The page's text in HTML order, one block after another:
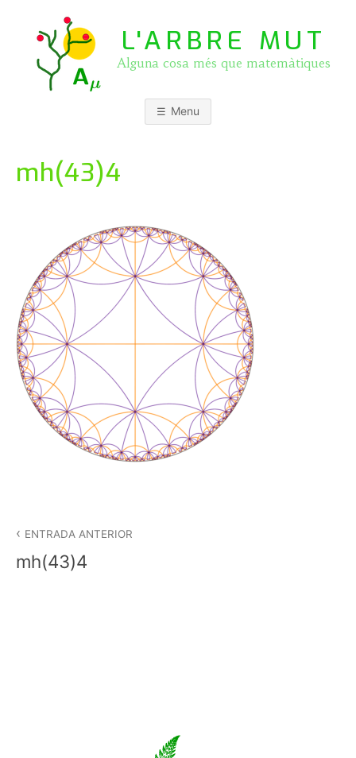
L'ARBRE MUT
Alguna cosa més que matemàtiques
Menu
mh(43)4
d'entrades
ENTRADA ANTERIOR
mh(43)4